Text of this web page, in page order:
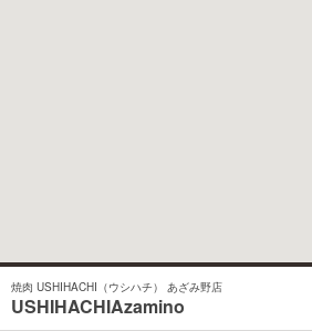
焼肉 USHIHACHI（ウシハチ） あざみ野店
USHIHACHIAzamino